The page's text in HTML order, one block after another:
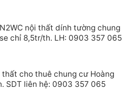
nội thất dính tường chung
chỉ 8,5tr/th. LH: 0903 357 065
thất cho thuê chung cư Hoàng
SDT liên hệ: 0903 357 065